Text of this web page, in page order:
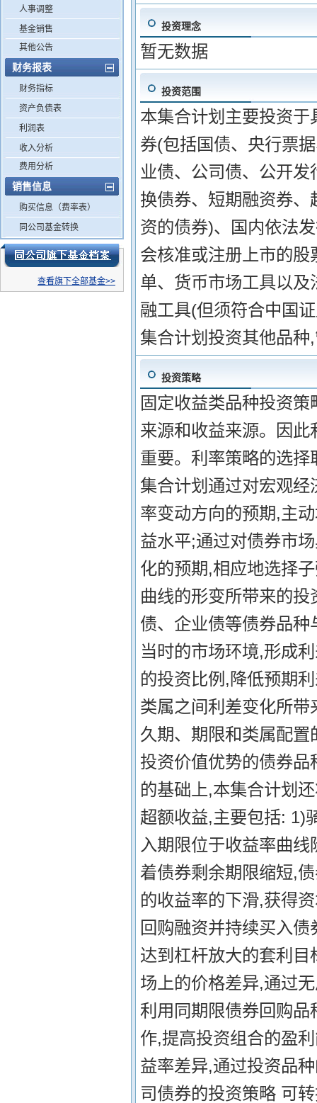
人事调整
基金销售
其他公告
财务报表
财务指标
资产负债表
利润表
收入分析
费用分析
销售信息
购买信息（费率表）
同公司基金转换
查看旗下全部基金>>
投资理念
暂无数据
投资范围
本集合计划主要投资
券(包括国债、央行票
业债、公司债、公开
换债券、短期融资券
资的债券)、国内依法
会核准或注册上市的
单、货币市场工具以
融工具(但须符合中国
集合计划投资其他品
投资策略
固定收益类品种投资
来源和收益来源。因
重要。利率策略的选
集合计划通过对宏观
率变动方向的预期,主
益水平;通过对债券市
化的预期,相应地选择
曲线的形变所带来的
债、企业债等债券品
当时的市场环境,形成
的投资比例,降低预期
类属之间利差变化所
久期、期限和类属配
投资价值优势的债券
的基础上,本集合计划
超额收益,主要包括: 1)
入期限位于收益率曲
着债券剩余期限缩短,
的收益率的下滑,获得
回购融资并持续买入
达到杠杆放大的套利
场上的价格差异,通过
利用同期限债券回购
作,提高投资组合的盈
益率差异,通过投资品
司债券的投资策略 可